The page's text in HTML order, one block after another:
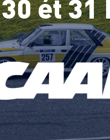
30 ét 31